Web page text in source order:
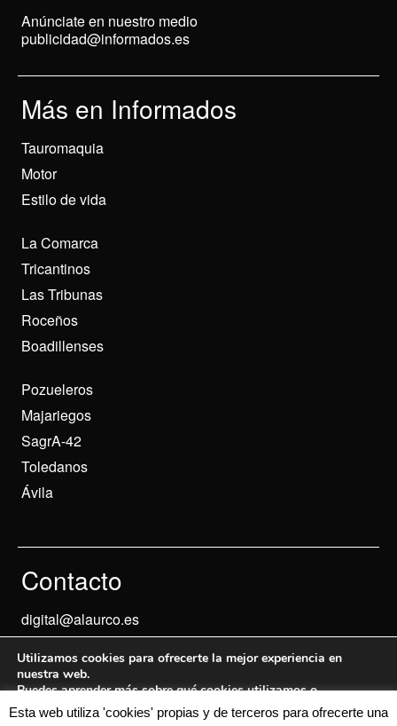
Anúnciate en nuestro medio
publicidad@informados.es
Más en Informados
Tauromaquia
Motor
Estilo de vida
La Comarca
Tricantinos
Las Tribunas
Roceños
Boadillenses
Pozueleros
Majariegos
SagrA-42
Toledanos
Ávila
Contacto
digital@alaurco.es
Esta web utiliza 'cookies' propias y de terceros para ofrecerte una
Utilizamos cookies para ofrecerte la mejor experiencia en
nuestra web.
Puedes aprender más sobre qué cookies utilizamos o
desactivarlas en losajustes.